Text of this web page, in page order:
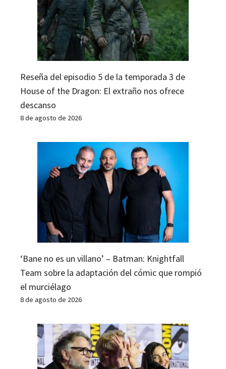
Reseña del episodio 5 de la temporada 3 de
House of the Dragon: El extraño nos ofrece
descanso
8 de agosto de 2026
‘Bane no es un villano’ – Batman: Knightfall
Team sobre la adaptación del cómic que rompió
el murciélago
8 de agosto de 2026